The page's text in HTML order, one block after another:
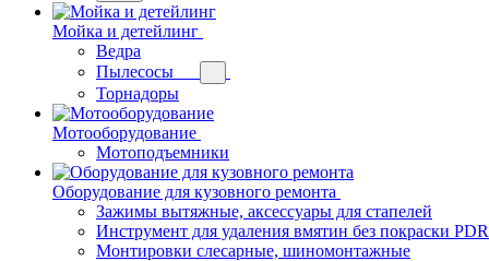
Мойка и детейлинг
Ведра
Пылесосы
Торнадоры
Мотооборудование
Мотоподъемники
Оборудование для кузовного ремонта
Зажимы вытяжные, аксессуары для стапелей
Инструмент для удаления вмятин без покраски PDR
Монтировки слесарные, шиномонтажные